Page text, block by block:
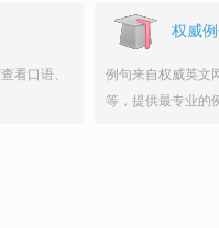
看口语、
权威
例句来自权威英文
等，提供最专业的